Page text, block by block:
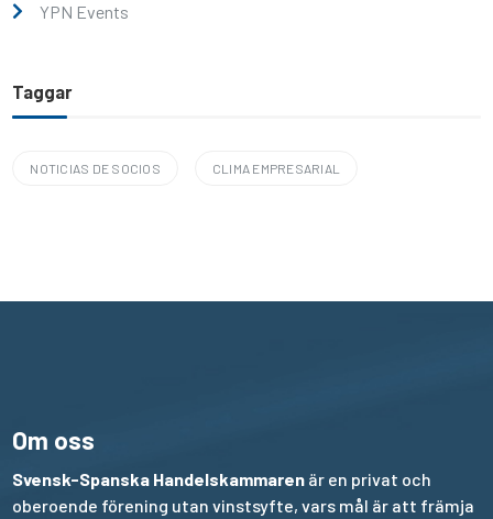
YPN Events
Taggar
NOTICIAS DE SOCIOS CLIMA EMPRESARIAL
Om oss
Svensk-Spanska Handelskammaren är en privat och
oberoende förening utan vinstsyfte, vars mål är att främja